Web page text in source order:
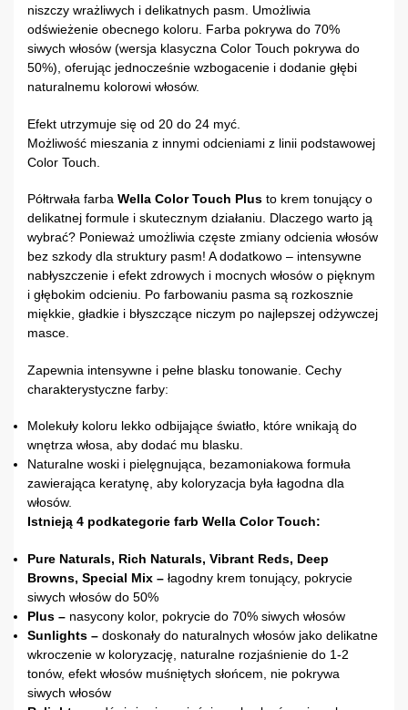
niszczy wrażliwych i delikatnych pasm. Umożliwia
odświeżenie obecnego koloru. Farba pokrywa do 70%
siwych włosów (wersja klasyczna Color Touch pokrywa do
50%), oferując jednocześnie wzbogacenie i dodanie głębi
naturalnemu kolorowi włosów.
Efekt utrzymuje się od 20 do 24 myć.
Możliwość mieszania z innymi odcieniami z linii podstawowej
Color Touch.
Półtrwała farba Wella Color Touch Plus to krem tonujący o
delikatnej formule i skutecznym działaniu. Dlaczego warto ją
wybrać? Ponieważ umożliwia częste zmiany odcienia włosów
bez szkody dla struktury pasm! A dodatkowo – intensywne
nabłyszczenie i efekt zdrowych i mocnych włosów o pięknym
i głębokim odcieniu. Po farbowaniu pasma są rozkosznie
miękkie, gładkie i błyszczące niczym po najlepszej odżywczej
masce.
Zapewnia intensywne i pełne blasku tonowanie. Cechy
charakterystyczne farby:
Molekuły koloru lekko odbijające światło, które wnikają do
wnętrza włosa, aby dodać mu blasku.
Naturalne woski i pielęgnująca, bezamoniakowa formuła
zawierająca keratynę, aby koloryzacja była łagodna dla
włosów.
Istnieją 4 podkategorie farb Wella Color Touch:
Pure Naturals, Rich Naturals, Vibrant Reds, Deep
Browns, Special Mix – łagodny krem tonujący, pokrycie
siwych włosów do 50%
Plus – nasycony kolor, pokrycie do 70% siwych włosów
Sunlights – doskonały do naturalnych włosów jako delikatne
wkroczenie w koloryzację, naturalne rozjaśnienie do 1-2
tonów, efekt włosów muśniętych słońcem, nie pokrywa
siwych włosów